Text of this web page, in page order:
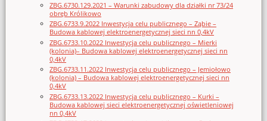
ZBG.6730.129.2021 – Warunki zabudowy dla działki nr 73/24
obręb Królikowo
ZBG.6733.9.2022 Inwestycja celu publicznego – Ząbie –
Budowa kablowej elektroenergetycznej sieci nn 0,4kV
ZBG.6733.10.2022 Inwestycja celu publicznego – Mierki
(kolonia)– Budowa kablowej elektroenergetycznej sieci nn
0,4kV
ZBG.6733.11.2022 Inwestycja celu publicznego – Jemiołowo
(kolonia) – Budowa kablowej elektroenergetycznej sieci nn
0,4kV
ZBG.6733.13.2022 Inwestycja celu publicznego – Kurki –
Budowa kablowej sieci elektroenergetycznej oświetleniowej
nn 0,4kV